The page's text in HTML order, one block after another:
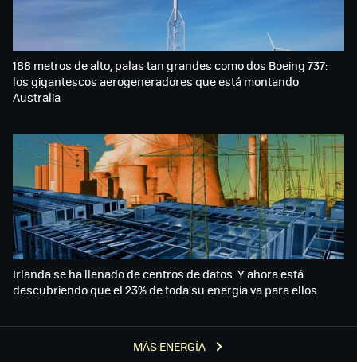
MÁS ENERGÍA
188 metros de alto, palas tan grandes como dos Boeing 737:
los gigantescos aerogeneradores que está montando
Australia
Irlanda se ha llenado de centros de datos. Y ahora está
descubriendo que el 23% de toda su energía va para ellos